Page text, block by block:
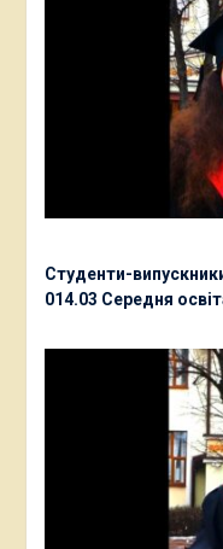
Студенти-
014.03 Середня